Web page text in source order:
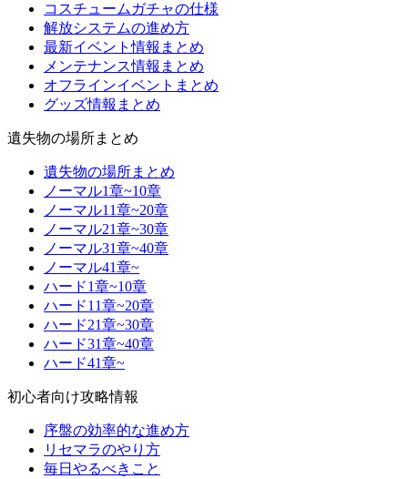
コスチュームガチャの仕様
解放システムの進め方
最新イベント情報まとめ
メンテナンス情報まとめ
オフラインイベントまとめ
グッズ情報まとめ
遺失物の場所まとめ
遺失物の場所まとめ
ノーマル1章~10章
ノーマル11章~20章
ノーマル21章~30章
ノーマル31章~40章
ノーマル41章~
ハード1章~10章
ハード11章~20章
ハード21章~30章
ハード31章~40章
ハード41章~
初心者向け攻略情報
序盤の効率的な進め方
リセマラのやり方
毎日やるべきこと